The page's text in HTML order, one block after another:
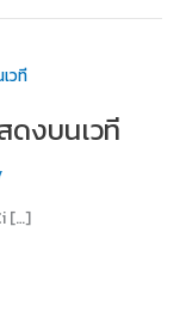
ดงบนเวที
[…]